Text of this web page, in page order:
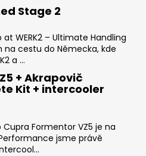
Stage 2
at WERK2 – Ultimate Handling
na cestu do Německa, kde
a ...
+ Akrapovič
Kit + intercooler
Formentor VZ5 je na
jsme právě